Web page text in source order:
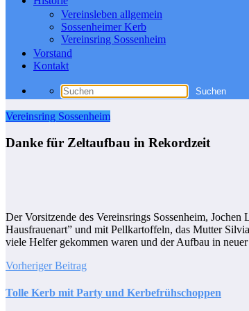
Vereinsleben allgemein
Sossenheimer Kerb
Vereinsring Sossenheim
Vorstand
Kontakt
Vereinsring Sossenheim
Danke für Zeltaufbau in Rekordzeit
Der Vorsitzende des Vereinsrings Sossenheim,
Hausfrauenart” und mit Pellkartoffeln, das Mutter
viele Helfer gekommen waren und der Aufbau in
Vorheriger Beitrag
Tolle Kerb mit Party und Kerbefrühschoppen